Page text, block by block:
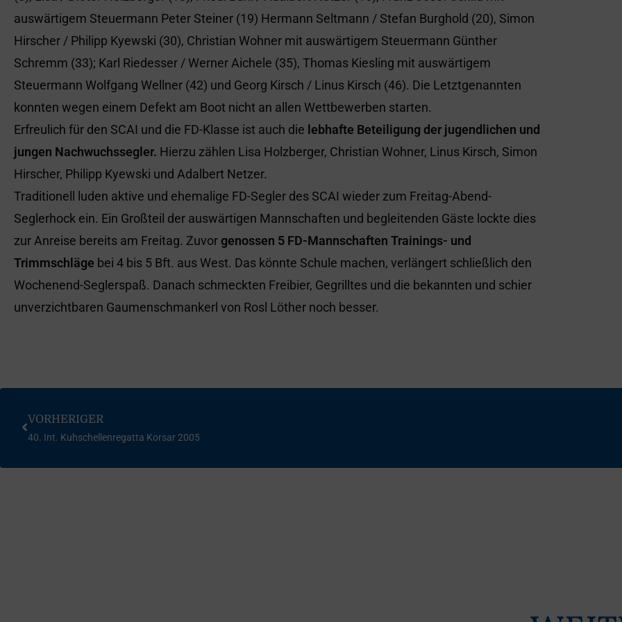
auswärtigem Steuermann Peter Steiner (19) Hermann Seltmann / Stefan Burghold (20), Simon
Hirscher / Philipp Kyewski (30), Christian Wohner mit auswärtigem Steuermann Günther
Schremm (33); Karl Riedesser / Werner Aichele (35), Thomas Kiesling mit auswärtigem
Steuermann Wolfgang Wellner (42) und Georg Kirsch / Linus Kirsch (46). Die Letztgenannten
konnten wegen einem Defekt am Boot nicht an allen Wettbewerben starten.
Erfreulich für den SCAI und die FD-Klasse ist auch die lebhafte Beteiligung der jugendlichen und
jungen Nachwuchssegler. Hierzu zählen Lisa Holzberger, Christian Wohner, Linus Kirsch, Simon
Hirscher, Philipp Kyewski und Adalbert Netzer.
Traditionell luden aktive und ehemalige FD-Segler des SCAI wieder zum Freitag-Abend-
Seglerhock ein. Ein Großteil der auswärtigen Mannschaften und begleitenden Gäste lockte dies
zur Anreise bereits am Freitag. Zuvor genossen 5 FD-Mannschaften Trainings- und
Trimmschläge bei 4 bis 5 Bft. aus West. Das könnte Schule machen, verlängert schließlich den
Wochenend-Seglerspaß. Danach schmeckten Freibier, Gegrilltes und die bekannten und schier
unverzichtbaren Gaumenschmankerl von Rosl Löther noch besser.
VORHERIGER
40. Int. Kuhschellenregatta Korsar 2005